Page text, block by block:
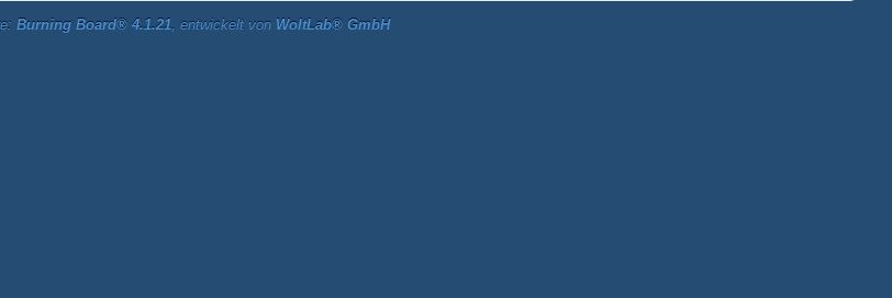
Burning Board® 4.1.21, entwickelt von WoltLab® GmbH